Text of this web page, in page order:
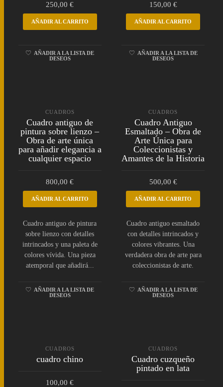
250,00€
AÑADIR AL CARRITO
AÑADIR A LA LISTA DE
DESEOS
150,00 €
AÑADIR AL CARRITO
AÑADIR A LA LISTA DE
DESEOS
CUADROS
Cuadro antiguo de
pintura sobre lienzo –
Obra de arte única
para añadir elegancia a
cualquier espacio
800,00€
AÑADIR AL CARRITO
Cuadro antiguo de pintura
sobre lienzo con detalles
intrincados y una paleta de
colores vívida. Una pieza
atemporal que añadirá...
AÑADIR A LA LISTA DE
DESEOS
CUADROS
Cuadro Antiguo
Esmaltado – Obra de
Arte Única para
Coleccionistas y
Amantes de la Historia
500,00 €
AÑADIR AL CARRITO
Cuadro antiguo esmaltado
con detalles intrincados y
colores vibrantes. Una
verdadera obra de arte para
coleccionistas de arte.
AÑADIR A LA LISTA DE
DESEOS
CUADROS
cuadro chino
100,00€
CUADROS
Cuadro cuzqueño
pintado en lata